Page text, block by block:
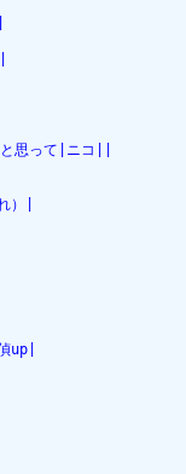
思って|ニコ||
）|
up|